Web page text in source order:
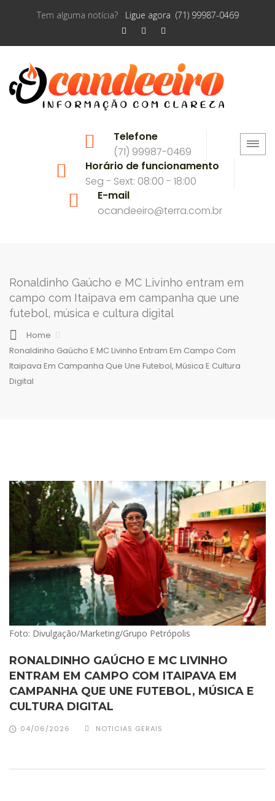
Tem alguma notícia? Ligue agora (71) 99987-0469
Telefone
(71) 99987-0469
Horário de funcionamento
Seg - Sext: 08:00 - 18:00
E-mail
ocandeeiro@terra.com.br
Ronaldinho Gaúcho e MC Livinho entram em
campo com Itaipava em campanha que une
futebol, música e cultura digital
Home
Ronaldinho Gaúcho E MC Livinho Entram Em Campo Com
Itaipava Em Campanha Que Une Futebol, Música E Cultura
Digital
Foto: Divulgação/Marketing/Grupo Petrópolis
RONALDINHO GAÚCHO E MC LIVINHO
ENTRAM EM CAMPO COM ITAIPAVA EM
CAMPANHA QUE UNE FUTEBOL, MÚSICA E
CULTURA DIGITAL
04/06/2026 NOTICIAS GERAIS